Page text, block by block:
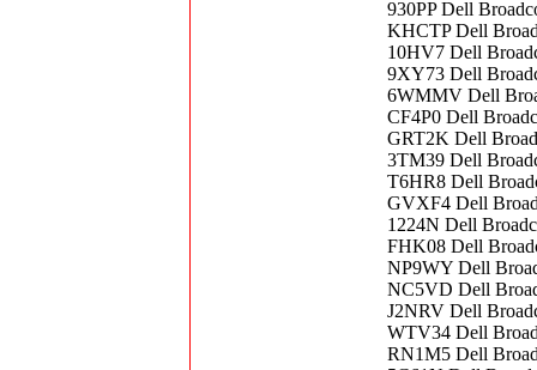
930PP Dell
KHCTP Dell
10HV7 Dell
9XY73 Dell
6WMMV Dell
CF4P0 Dell
GRT2K Dell
3TM39 Dell
T6HR8 Dell
GVXF4 Dell
1224N Dell
FHK08 Dell
NP9WY Dell
NC5VD Dell
J2NRV Dell
WTV34 Dell
RN1M5 Dell